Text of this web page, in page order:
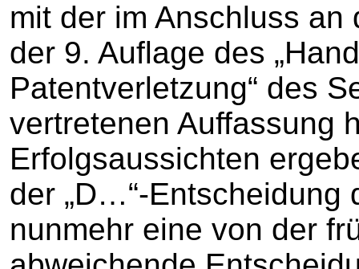
mit der im Anschluss
der 9. Auflage des
Patentverletzung“ des
vertretenen Auffassung
Erfolgsaussichten
der „D…“-Entscheidung
nunmehr eine von der